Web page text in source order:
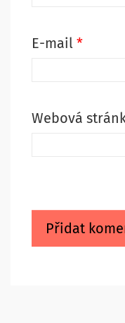
E-mail *
Webová